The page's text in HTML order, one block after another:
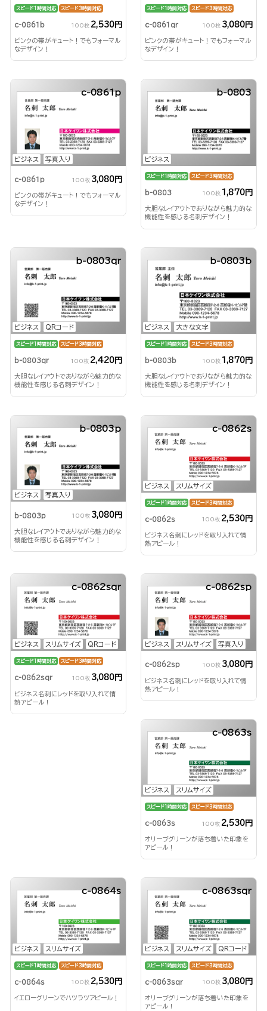
スピード1時間対応 スピード3時間対応
c-0861b 100枚 2,530円
ピンクの帯がキュート！でもフォーマル
なデザイン！
スピード1時間対応 スピード3時間対応
c-0861qr 100枚 3,080円
ピンクの帯がキュート！でもフォーマル
なデザイン！
ビジネス 写真入り
c-0861p
c-0861p 100枚 3,080円
ピンクの帯がキュート！でもフォーマル
なデザイン！
ビジネス
b-0803
スピード1時間対応 スピード3時間対応
b-0803 100枚 1,870円
大胆なレイアウトでありながら魅力的な
機能性を感じる名刺デザイン！
ビジネス QRコード
b-0803qr
スピード1時間対応 スピード3時間対応
b-0803qr 100枚 2,420円
大胆なレイアウトでありながら魅力的な
機能性を感じる名刺デザイン！
ビジネス 大きな文字
b-0803b
スピード1時間対応 スピード3時間対応
b-0803b 100枚 1,870円
大胆なレイアウトでありながら魅力的な
機能性を感じる名刺デザイン！
ビジネス 写真入り
b-0803p
b-0803p 100枚 3,080円
大胆なレイアウトでありながら魅力的な
機能性を感じる名刺デザイン！
ビジネス スリムサイズ
c-0862s
スピード1時間対応 スピード3時間対応
c-0862s 100枚 2,530円
ビジネス名刺にレッドを取り入れて情
熱アピール！
ビジネス スリムサイズ QRコード
c-0862sqr
スピード1時間対応 スピード3時間対応
c-0862sqr 100枚 3,080円
ビジネス名刺にレッドを取り入れて情
熱アピール！
ビジネス スリムサイズ 写真入り
c-0862sp
c-0862sp 100枚 3,080円
ビジネス名刺にレッドを取り入れて情
熱アピール！
ビジネス スリムサイズ
c-0863s
スピード1時間対応 スピード3時間対応
c-0863s 100枚 2,530円
オリーブグリーンが落ち着いた印象を
アピール！
ビジネス スリムサイズ
c-0864s
スピード1時間対応 スピード3時間対応
c-0864s 100枚 2,530円
イエローグリーンでハツラツアピール！
ビジネス スリムサイズ QRコード
c-0863sqr
スピード1時間対応 スピード3時間対応
c-0863sqr 100枚 3,080円
オリーブグリーンが落ち着いた印象を
アピール！